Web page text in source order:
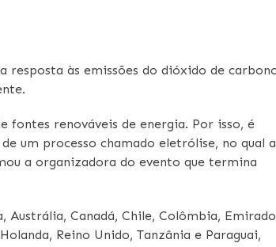
resposta às emissões do dióxido de
fontes renováveis de energia. Por isso, é
um processo chamado eletrólise, no qual
a organizadora do evento que termina
Austrália, Canadá, Chile, Colômbia,
Reino Unido, Tanzânia e Paraguai,